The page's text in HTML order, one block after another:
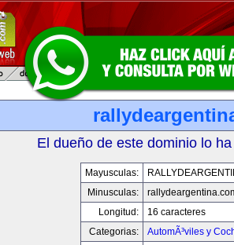
El dueño de este dominio lo
Mayusculas:
Minusculas:
Longitud:
16 caracteres
Categorias:
AutomÃ³viles y